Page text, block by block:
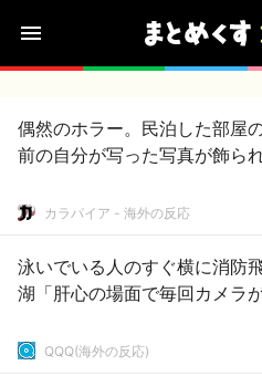
偶然のホラー。民泊した部屋
前の自分が写った写真が飾ら
カラパイア - 海外の反応
泳いでいる人のすぐ横に消防
湖「肝心の場面で毎回カメラ
QQQ(海外の反応)